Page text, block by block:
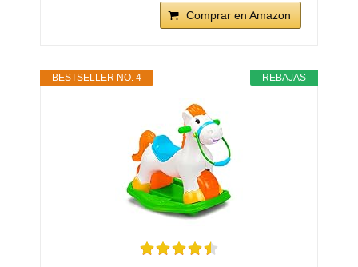
Comprar en Amazon
REBAJAS
BESTSELLER NO. 4